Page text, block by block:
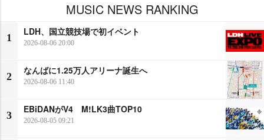
MUSIC NEWS RANKING
1
LDH、国立競技場で初イベント
2026-08-06 20:00
2
なんばに1.25万人アリーナ誕生へ
2026-08-06 11:40
3
EBiDANがV4 M!LK3曲TOP10
2026-08-05 09:21